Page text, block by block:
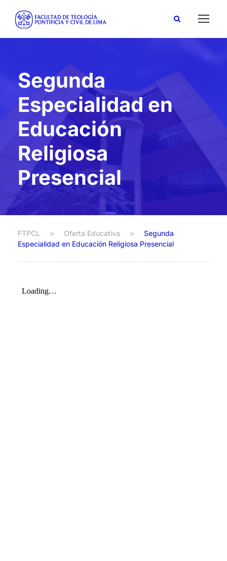
Segunda
Especialidad en
Educación
Religiosa
Presencial
FTPCL > Oferta Educativa >
Segunda
Especialidad en Educación Religiosa Presencial